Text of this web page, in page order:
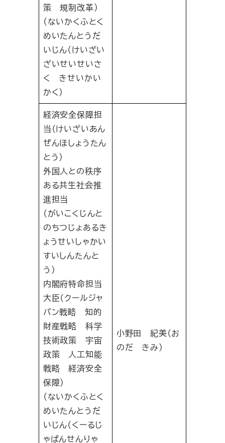
策 規制改革）
（ないかくふとく
めいたんとうだ
いじん（けいざい
ざいせいせいさ
く きせいかい
かく）
経済安全保障担
当（けいざいあん
ぜんほしょうたん
とう）
外国人との秩序
ある共生社会推
進担当
（がいこくじんと
のちつじょあるき
ょうせいしゃかい
すいしんたんと
う）
内閣府特命担当
大臣（クールジャ
パン戦略 知的
財産戦略 科学
技術政策 宇宙
政策 人工知能
戦略 経済安全
保障）
（ないかくふとく
めいたんとうだ
いじん（くーるじ
ゃぱんせんりゃ
小野田 紀美（お
のだ きみ）